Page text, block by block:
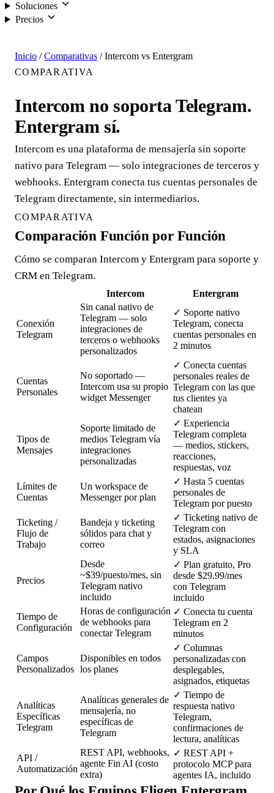
Soluciones
Precios
Inicio / Comparativas / Intercom vs Entergram
COMPARATIVA
Intercom no soporta Telegram.
Entergram sí.
Intercom es una plataforma de mensajería sin soporte
nativo para Telegram — solo integraciones de terceros y
webhooks. Entergram conecta tus cuentas personales de
Telegram directamente, sin intermediarios.
COMPARATIVA
Comparación Función por Función
Cómo se comparan Intercom y Entergram para soporte y
CRM en Telegram.
Intercom Entergram
Conexión
Telegram
Sin canal nativo de
Telegram — solo
integraciones de
terceros o webhooks
personalizados
✓ Soporte nativo
Telegram, conecta
cuentas personales en
2 minutos
Cuentas
Personales
No soportado —
Intercom usa su propio
widget Messenger
✓ Conecta cuentas
personales reales de
Telegram con las que
tus clientes ya
chatean
Tipos de
Mensajes
Soporte limitado de
medios Telegram vía
integraciones
personalizadas
✓ Experiencia
Telegram completa
— medios, stickers,
reacciones,
respuestas, voz
Límites de
Cuentas
Un workspace de
Messenger por plan
✓ Hasta 5 cuentas
personales de
Telegram por puesto
Ticketing /
Flujo de
Trabajo
Bandeja y ticketing
sólidos para chat y
correo
✓ Ticketing nativo de
Telegram con
estados, asignaciones
y SLA
Precios
Desde
~$39/puesto/mes, sin
Telegram nativo
incluido
✓ Plan gratuito, Pro
desde $29.99/mes
con Telegram
incluido
Tiempo de
Configuración
Horas de configuración
de webhooks para
conectar Telegram
✓ Conecta tu cuenta
Telegram en 2
minutos
Campos
Personalizados
Disponibles en todos
los planes
✓ Columnas
personalizadas con
desplegables,
asignados, etiquetas
Analíticas
Específicas
Telegram
Analíticas generales de
mensajería, no
específicas de
Telegram
✓ Tiempo de
respuesta nativo
Telegram,
confirmaciones de
lectura, analíticas
API /
Automatización
REST API, webhooks,
agente Fin AI (costo
extra)
✓ REST API +
protocolo MCP para
agentes IA, incluido